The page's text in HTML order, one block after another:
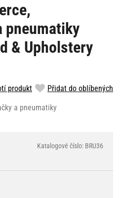
pneumatiky
& Upholstery
produkt Přidat do oblíbených
a pneumatiky
Katalogové číslo: BRU36